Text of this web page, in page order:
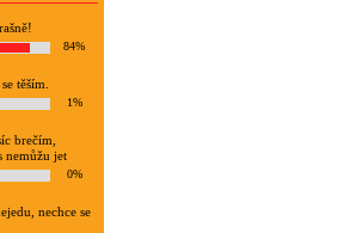
84%
těším.
1%
brečím,
nemůžu jet
0%
nechce se